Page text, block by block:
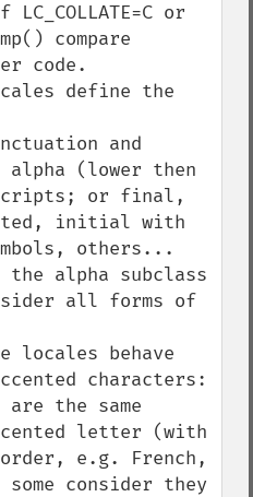
or
compare
code.
define the
and
(lower then
or final,
initial with
others...
the alpha subclass
all forms of
locales behave
characters:
are the same
letter (with
e.g. French,
consider they